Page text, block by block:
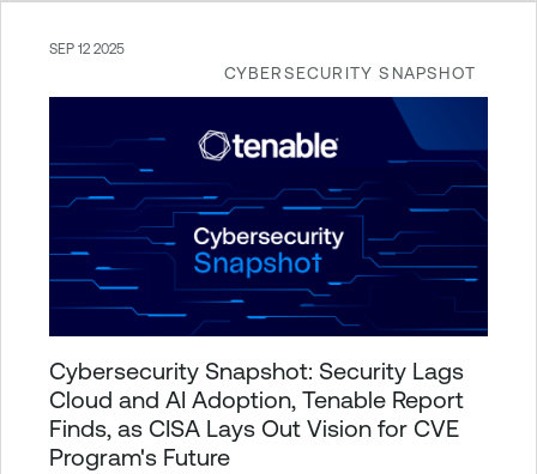
CYBERSECURITY SNAPSHOT
SEP 12 2025
Cybersecurity Snapshot: Security Lags
Cloud and AI Adoption, Tenable Report
Finds, as CISA Lays Out Vision for CVE
Program's Future